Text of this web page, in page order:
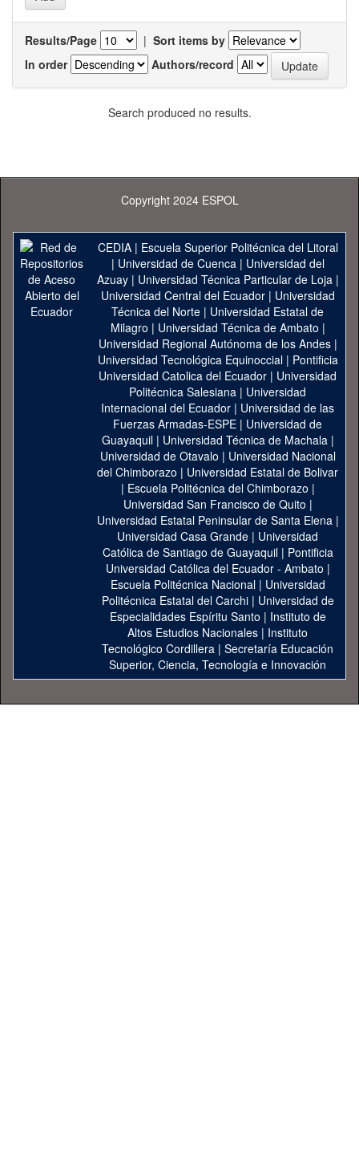
Results/Page | Sort items by
In order
Authors/record
Search produced no results.
Copyright 2024 ESPOL
CEDIA| Escuela Superior Politécnica del Litoral
| Universidad de Cuenca| Universidad del
Azuay| Universidad Técnica Particular de Loja|
Universidad Central del Ecuador| Universidad
Técnica del Norte | Universidad Estatal de
Milagro | Universidad Técnica de Ambato |
Universidad Regional Autónoma de los Andes|
Universidad Tecnológica Equinoccial| Pontificia
Universidad Catolica del Ecuador | Universidad
Politécnica Salesiana | Universidad
Internacional del Ecuador | Universidad de las
Fuerzas Armadas-ESPE | Universidad de
Guayaquil| Universidad Técnica de Machala|
Universidad de Otavalo | Universidad Nacional
del Chimborazo | Universidad Estatal de Bolivar
| Escuela Politécnica del Chimborazo |
Universidad San Francisco de Quito |
Universidad Estatal Peninsular de Santa Elena|
Universidad Casa Grande | Universidad
Católica de Santiago de Guayaquil| Pontificia
Universidad Católica del Ecuador - Ambato |
Escuela Politécnica Nacional| Universidad
Politécnica Estatal del Carchi| Universidad de
Especialidades Espíritu Santo | Instituto de
Altos Estudios Nacionales | Instituto
Tecnológico Cordillera | Secretaría Educación
Superior, Ciencia, Tecnología e Innovación